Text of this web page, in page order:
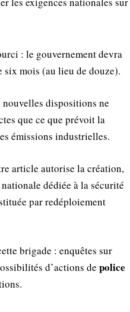
: le gouvernement devra
mois (au lieu de douze).
nouvelles dispositions ne
que ce que prévoit la
émissions industrielles.
article autorise la création,
dédiée à la sécurité
par redéploiement
brigade : enquêtes sur
d’actions de police